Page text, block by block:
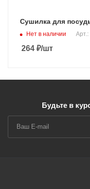
Сушилка для
Нет в наличии Арт.:
264 ₽/шт
Будьте в